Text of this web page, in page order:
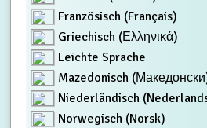
Französisch (Français)
Griechisch (Ελληνικά)
Leichte Sprache
Mazedonisch
Niederländisch
Norwegisch (Norsk)